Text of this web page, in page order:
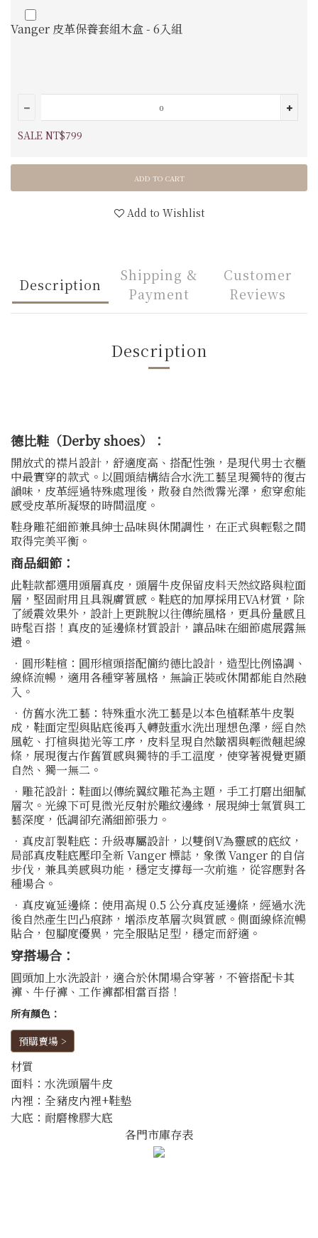
Vanger 皮革保養套組木盒 - 6入組
SALE NT$799
ADD TO CART
Add to Wishlist
Description
Shipping &
Payment
Customer
Reviews
Description
德比鞋（Derby shoes）：
開放式的襟片設計，舒適度高、搭配性強，是現代男士衣櫃
中最實穿的款式。以圓頭結構結合水洗工藝呈現獨特的復古
韻味，皮革經過特殊處理後，散發自然微霧光澤，愈穿愈能
感受皮革所凝聚的時間溫度。
鞋身雕花細節兼具紳士品味與休閒調性，在正式與輕鬆之間
取得完美平衡。
商品細節：
此鞋款都選用頭層真皮，頭層牛皮保留皮料天然紋路與粒面
層，堅固耐用且具親膚質感。鞋底的加厚採用EVA材質，除
了緩震效果外，設計上更跳脫以往傳統風格，更具份量感且
時髦百搭！真皮的延邊條材質設計，讓品味在細節處展露無
遺。
．圓形鞋楦：圓形楦頭搭配簡約德比設計，造型比例協調、
線條流暢，適用各種穿著風格，無論正裝或休閒都能自然融
入。
．仿舊水洗工藝：特殊重水洗工藝是以本色植鞣革牛皮製
成，鞋面定型與貼底後再入轉鼓重水洗出理想色澤，經自然
風乾、打楦與拋光等工序，皮料呈現自然皺褶與輕微翹起線
條，展現復古作舊質感與獨特的手工溫度，使穿著視覺更顯
自然、獨一無二。
．雕花設計：鞋面以傳統翼紋雕花為主題，手工打磨出細膩
層次。光線下可見微光反射於雕紋邊緣，展現紳士氣質與工
藝深度，低調卻充滿細節張力。
．真皮訂製鞋底：升級專屬設計，以雙倒V為靈感的底紋，
局部真皮鞋底壓印全新 Vanger 標誌，象徵 Vanger 的自信
步伐，兼具美感與功能，穩定支撐每一次前進，從容應對各
種場合。
．真皮寬延邊條：使用高規 0.5 公分真皮延邊條，經過水洗
後自然產生凹凸痕跡，增添皮革層次與質感。側面線條流暢
貼合，包腳度優異，完全服貼足型，穩定而舒適。
穿搭場合：
圓頭加上水洗設計，適合於休閒場合穿著，不管搭配卡其
褲、牛仔褲、工作褲都相當百搭！
所有顏色：
預購賣場 >
材質
面料：水洗頭層牛皮
內裡：全豬皮內裡+鞋墊
大底：耐磨橡膠大底
各門市庫存表